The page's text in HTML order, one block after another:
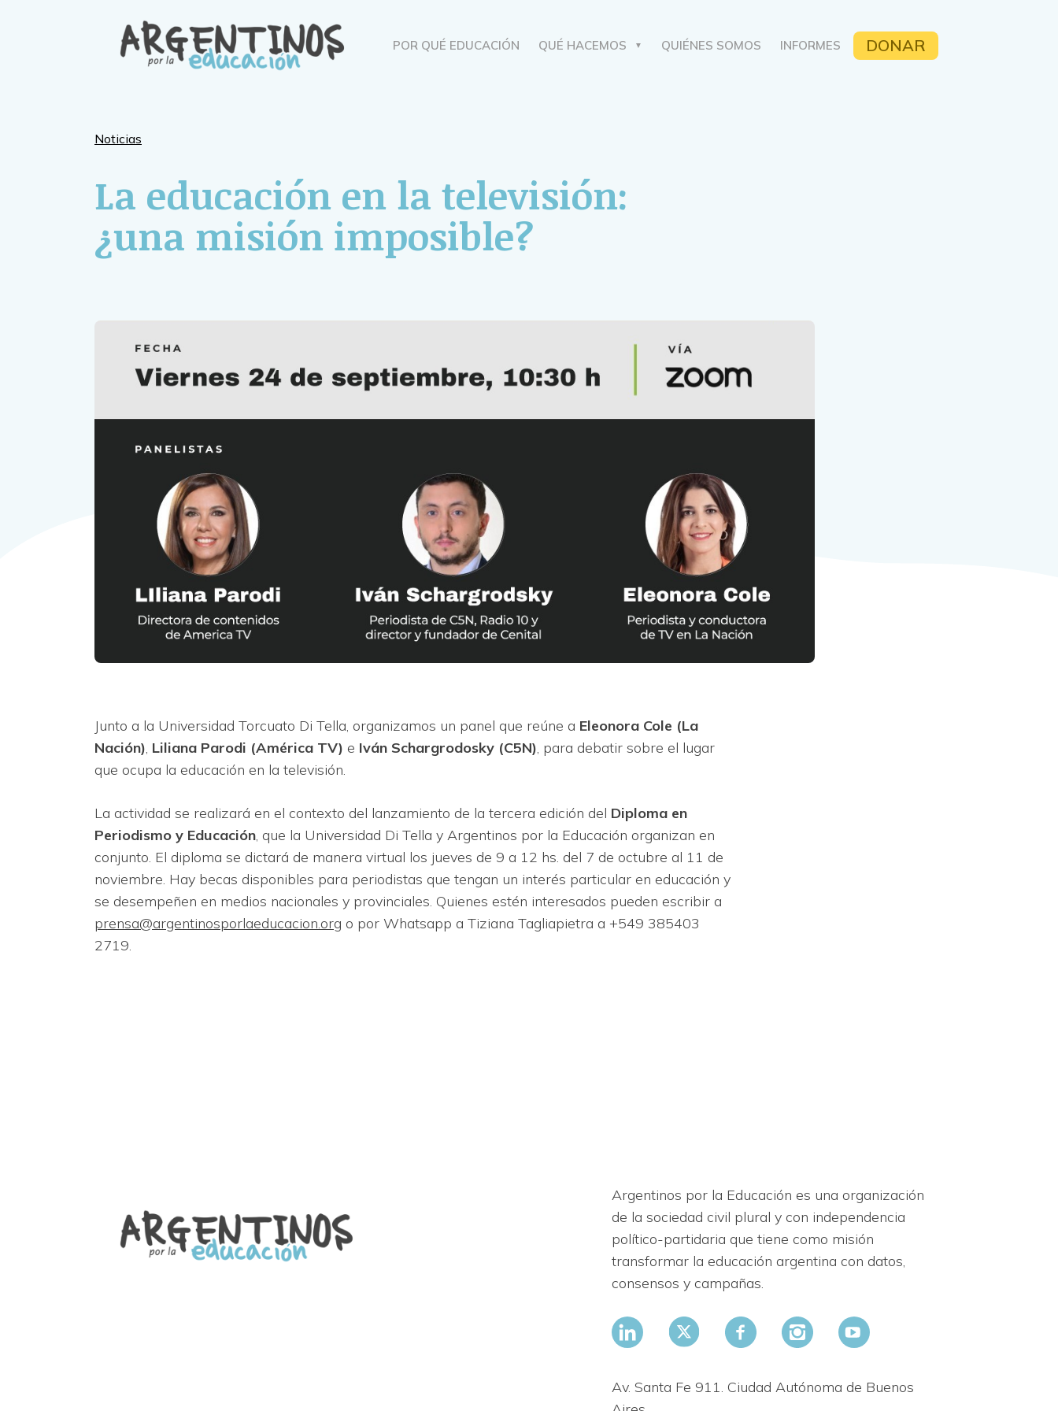
POR QUÉ EDUCACIÓN QUÉ HACEMOS QUIÉNES SOMOS INFORMES DONAR
Noticias
La educación en la televisión:
¿una misión imposible?
Junto a la Universidad Torcuato Di Tella, organizamos un panel que reúne a Eleonora Cole (La
Nación), Liliana Parodi (América TV) e Iván Schargrodosky (C5N), para debatir sobre el lugar
que ocupa la educación en la televisión.
La actividad se realizará en el contexto del lanzamiento de la tercera edición del Diploma en
Periodismo y Educación, que la Universidad Di Tella y Argentinos por la Educación organizan en
conjunto. El diploma se dictará de manera virtual los jueves de 9 a 12 hs. del 7 de octubre al 11 de
noviembre. Hay becas disponibles para periodistas que tengan un interés particular en educación y
se desempeñen en medios nacionales y provinciales. Quienes estén interesados pueden escribir a
prensa@argentinosporlaeducacion.org o por Whatsapp a Tiziana Tagliapietra a +549 385403
2719.
Argentinos por la Educación es una organización
de la sociedad civil plural y con independencia
político-partidaria que tiene como misión
transformar la educación argentina con datos,
consensos y campañas.
Av. Santa Fe 911. Ciudad Autónoma de Buenos